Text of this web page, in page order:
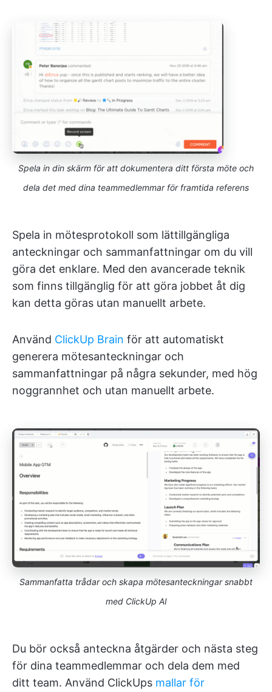
Spela in din skärm för att dokumentera ditt första möte och
dela det med dina teammedlemmar för framtida referens
Spela in mötesprotokoll som lättillgängliga
anteckningar och sammanfattningar om du vill
göra det enklare. Med den avancerade teknik
som finns tillgänglig för att göra jobbet åt dig
kan detta göras utan manuellt arbete.
Använd ClickUp Brain för att automatiskt
generera mötesanteckningar och
sammanfattningar på några sekunder, med hög
noggrannhet och utan manuellt arbete.
Sammanfatta trådar och skapa mötesanteckningar snabbt
med ClickUp AI
Du bör också anteckna åtgärder och nästa steg
för dina teammedlemmar och dela dem med
ditt team. Använd ClickUps mallar för